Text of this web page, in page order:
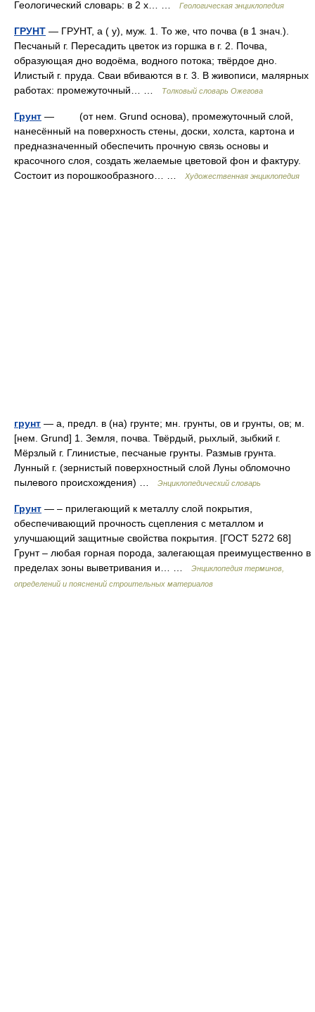
Геологический словарь: в 2 х… …
Геологическая энциклопедия
ГРУНТ — ГРУНТ, а ( у), муж. 1. То же, что почва (в 1 знач.).
Песчаный г. Пересадить цветок из горшка в г. 2. Почва,
образующая дно водоёма, водного потока; твёрдое дно.
Илистый г. пруда. Сваи вбиваются в г. 3. В живописи, малярных
работах: промежуточный… …
Толковый словарь Ожегова
Грунт — (от нем. Grund основа), промежуточный слой,
нанесённый на поверхность стены, доски, холста, картона и
предназначенный обеспечить прочную связь основы и
красочного слоя, создать желаемые цветовой фон и фактуру.
Состоит из порошкообразного… …
Художественная энциклопедия
грунт — а, предл. в (на) грунте; мн. грунты, ов и грунты, ов; м.
[нем. Grund] 1. Земля, почва. Твёрдый, рыхлый, зыбкий г.
Мёрзлый г. Глинистые, песчаные грунты. Размыв грунта.
Лунный г. (зернистый поверхностный слой Луны обломочно
пылевого происхождения) …
Энциклопедический словарь
Грунт — – прилегающий к металлу слой покрытия,
обеспечивающий прочность сцепления с металлом и
улучшающий защитные свойства покрытия. [ГОСТ 5272 68]
Грунт – любая горная порода, залегающая преимущественно в
пределах зоны выветривания и… …
Энциклопедия терминов,
определений и пояснений строительных материалов